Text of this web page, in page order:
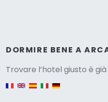
DORMIRE BENE A
Trovare l’hotel giusto è
English version